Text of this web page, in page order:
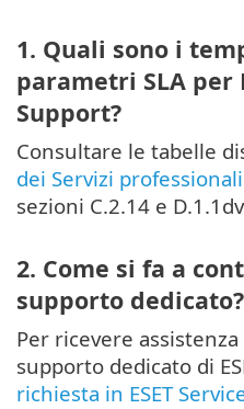
1. Quali sono i
parametri SLA per
Support?
Consultare le tabelle
dei Servizi professionali
sezioni C.2.14 e
2. Come si fa a
supporto dedicato?
Per ricevere
supporto dedicato di
richiesta in ESET